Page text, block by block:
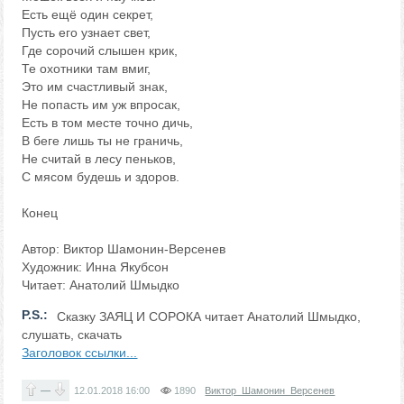
Есть ещё один секрет,
Пусть его узнает свет,
Где сорочий слышен крик,
Те охотники там вмиг,
Это им счастливый знак,
Не попасть им уж впросак,
Есть в том месте точно дичь,
В беге лишь ты не граничь,
Не считай в лесу пеньков,
С мясом будешь и здоров.
Конец
Автор: Виктор Шамонин-Версенев
Художник: Инна Якубсон
Читает: Анатолий Шмыдко
P.S.:
Сказку ЗАЯЦ И СОРОКА читает Анатолий Шмыдко,
слушать, скачать
Заголовок ссылки...
— 12.01.2018 16:00 1890 Виктор_Шамонин_Версенев